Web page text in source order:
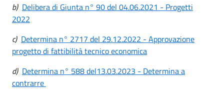
b) Delibera di Giunta n° 90 del 04.06.2021 - Progetti
2022
c) Determina n° 2717 del 29.12.2022 - Approvazione
progetto di fattibilità tecnico economica
d) Determina n° 588 del13.03.2023 - Determina a
contrarre